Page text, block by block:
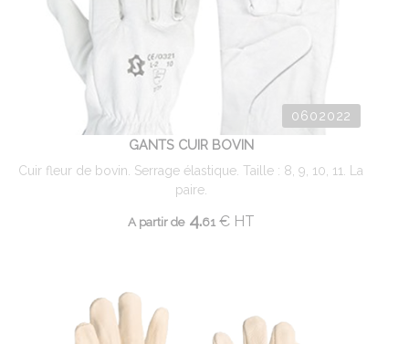
0602022
GANTS CUIR BOVIN
Cuir fleur de bovin. Serrage élastique. Taille : 8, 9, 10, 11. La
paire.
A partir de4.61 €HT